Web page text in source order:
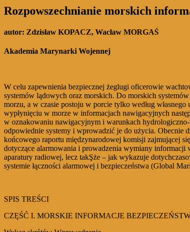
Rozpowszechnianie morskich
autor: Zdzisław KOPACZ, Wacław MORGAŚ
Akademia Marynarki Wojennej
W celu zapewnienia bezpiecznej żeglugi oficerowie
systemów lądowych oraz morskich. Do morskich
morzu, a w czasie postoju w porcie tylko według
wypłynięciu w morze w informacjach nawigacyjnych
w oznakowaniu nawigacyjnym i warunkach
odpowiednie systemy i wprowadzić je do użycia. Obecnie
końcowego raportu międzynarodowej komisji zajmującej
dotyczące alarmowania i prowadzenia wymiany informacji
aparatury radiowej, lecz takŞże – jak wykazuje
systemie łączności alarmowej i bezpieczeństwa (Global
SPIS TREŚCI
CZĘŚĆ I. MORSKIE INFORMACJE